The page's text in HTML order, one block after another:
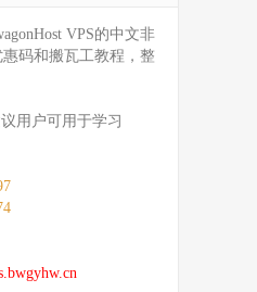
VPS的中文非
码和搬瓦工教程，整
用户可用于学习